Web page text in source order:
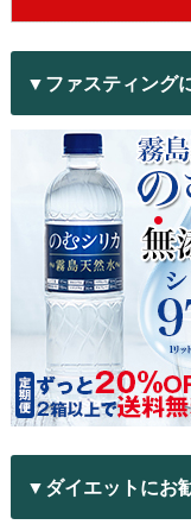
▼ファスティング
▼ダイエットにお